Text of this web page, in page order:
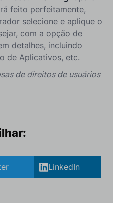
feito perfeitamente,
selecione e aplique o
com a opção de
detalhes, incluindo
de Aplicativos, etc.
de direitos de usuários
LinkedIn